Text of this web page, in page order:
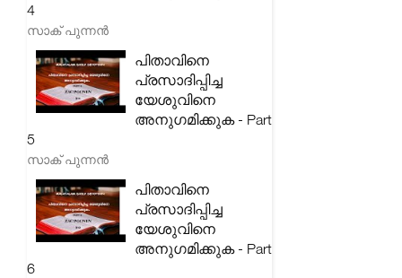
4
സാക് പുന്നൻ
പിതാവിനെ
പ്രസാദിപ്പിച്ച
യേശുവിനെ
അനുഗമിക്കുക - Part
5
സാക് പുന്നൻ
പിതാവിനെ
പ്രസാദിപ്പിച്ച
യേശുവിനെ
അനുഗമിക്കുക - Part
6